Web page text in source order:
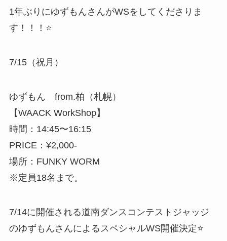
1年ぶりにゆずもんさんがWSをしてくださりま
す！！！⭐️
7/15（祝月）
ゆずもん from.柏（札幌）
【WAACK WorkShop】
時間：14:45〜16:15
PRICE：¥2,000-
場所：FUNKY WORM
※定員18名まで。
7/14に開催される道南ダンスコンテストジャッジ
のゆずもんさんによるスペシャルWS開催決定⭐️